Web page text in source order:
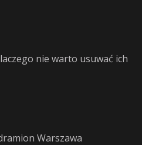
nie warto usuwać ich
Warszawa